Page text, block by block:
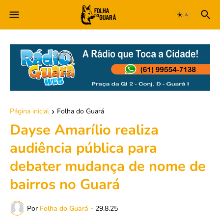
Página inicial Folha do Guará
Dayse Amarílio realiza
audiência pública para
debater mudança de nome de
bairros no Guará
Por Folha do Guará - 29.8.25